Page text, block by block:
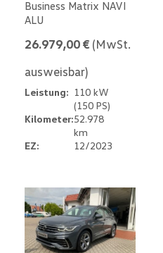
Business Matrix NAVI
ALU
26.979,00 € (MwSt.
ausweisbar)
Leistung: 110 kW
(150 PS)
Kilometer:52.978
km
EZ:
12/2023